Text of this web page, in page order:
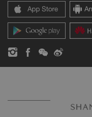
香格里拉公寓
聯繫方式
新聞稿